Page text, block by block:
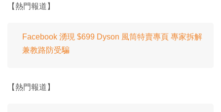
【熱門報道】
Facebook 湧現 $699 Dyson 風筒特賣專頁 專家拆解
兼教路防受騙
【熱門報道】